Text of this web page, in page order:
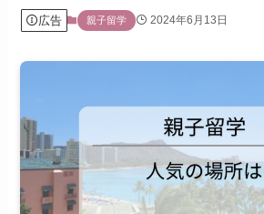
広告 親子留学 2024年6月13日